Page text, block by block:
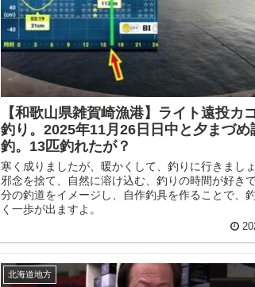
【和歌山県雑賀崎漁港】ライト遠投カ
釣り。2025年11月26日日中と夕まづめ
釣。13匹釣れたが？
寒く成りましたが、暖かくして、釣りに行きましょ
邪念を捨て、自然に溶け込む、釣りの時間が好き
分の釣道をイメージし、自作釣具を作ることで、
く一歩が出ますよ。
北海道地方